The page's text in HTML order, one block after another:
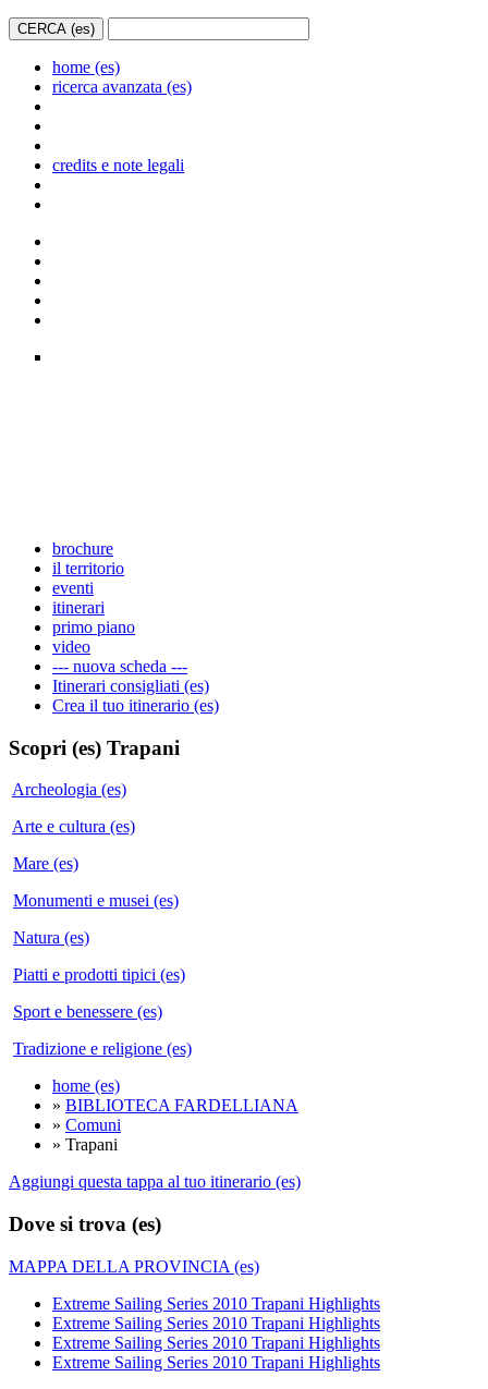
home (es)
ricerca avanzata (es)
credits e note legali
brochure
il territorio
eventi
itinerari
primo piano
video
--- nuova scheda ---
Itinerari consigliati (es)
Crea il tuo itinerario (es)
Scopri (es) Trapani
Archeologia (es)
Arte e cultura (es)
Mare (es)
Monumenti e musei (es)
Natura (es)
Piatti e prodotti tipici (es)
Sport e benessere (es)
Tradizione e religione (es)
home (es)
» BIBLIOTECA FARDELLIANA
» Comuni
» Trapani
Aggiungi questa tappa al tuo itinerario (es)
Dove si trova (es)
MAPPA DELLA PROVINCIA (es)
Extreme Sailing Series 2010 Trapani Highlights
Extreme Sailing Series 2010 Trapani Highlights
Extreme Sailing Series 2010 Trapani Highlights
Extreme Sailing Series 2010 Trapani Highlights